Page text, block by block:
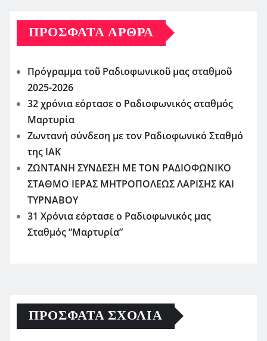
ΠΡΌΣΦΑΤΑ ΆΡΘΡΑ
Πρόγραμμα τοῦ Ραδιοφωνικοῦ μας σταθμοῦ
2025-2026
32 χρόνια εόρτασε ο Ραδιοφωνικός σταθμός
Μαρτυρία
Ζωντανή σύνδεση με τον Ραδιοφωνικό Σταθμό
της ΙΑΚ
ΖΩΝΤΑΝΗ ΣΥΝΔΕΣΗ ΜΕ ΤΟΝ ΡΑΔΙΟΦΩΝΙΚΟ
ΣΤΑΘΜΟ ΙΕΡΑΣ ΜΗΤΡΟΠΟΛΕΩΣ ΛΑΡΙΣΗΣ ΚΑΙ
ΤΥΡΝΑΒΟΥ
31 Χρόνια εόρτασε ο Ραδιοφωνικός μας
Σταθμός ”Μαρτυρία”
ΠΡΌΣΦΑΤΑ ΣΧΌΛΙΑ